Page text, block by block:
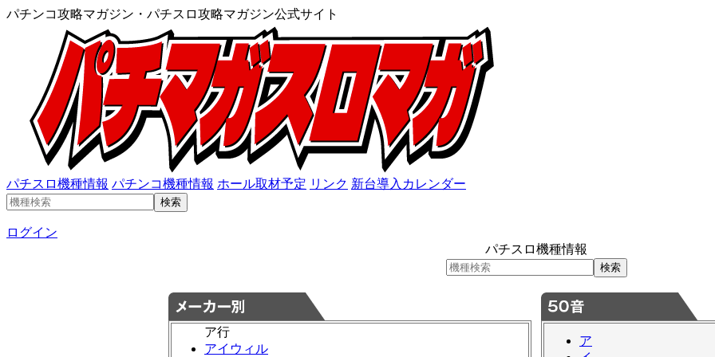
パチンコ攻略マガジン・パチスロ攻略マガジン公式サイト
パチスロ機種情報 パチンコ機種情報 ホール取材予定 リンク 新台導入カレンダー
ログイン
パチスロ機種情報
ア行
アイウィル
ア